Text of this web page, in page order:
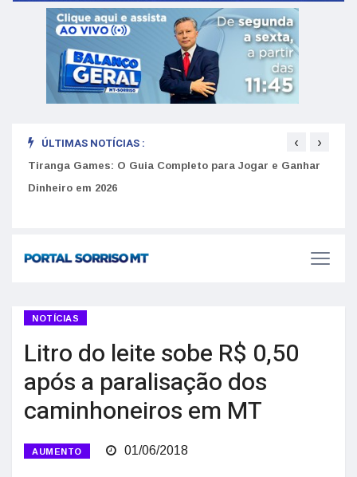
ÚLTIMAS NOTÍCIAS :
Tiranga Games: O Guia Completo para Jogar e Ganhar
Dinheiro em 2026
‹ ›
NOTÍCIAS
Litro do leite sobe R$ 0,50
após a paralisação dos
caminhoneiros em MT
AUMENTO 01/06/2018